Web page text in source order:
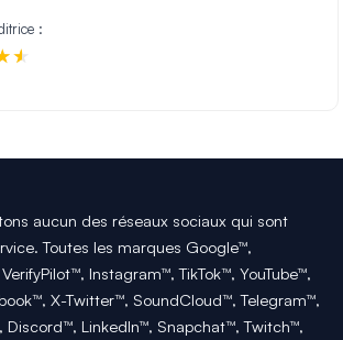
:
aucun des réseaux sociaux qui sont
Toutes les marques Google™,
Instagram™, TikTok™, YouTube™,
X-Twitter™, SoundCloud™, Telegram™,
Discord™, LinkedIn™, Snapchat™, Twitch™,